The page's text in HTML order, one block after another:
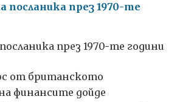
през 1970-те години
от британското
финансите дойде